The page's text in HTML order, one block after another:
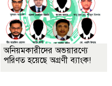
অনিয়মকারীদের অভয়ারণ্যে
পরিণত হয়েছে অগ্রণী ব্যাংক!